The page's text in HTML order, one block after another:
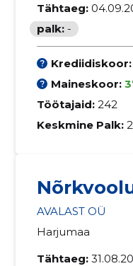
Tähtaeg:
palk: -
Krediidiskoor:
Maineskoor:
Töötajaid: 242
Keskmine Palk:
AVALAST OÜ
Harjumaa
Tähtaeg: